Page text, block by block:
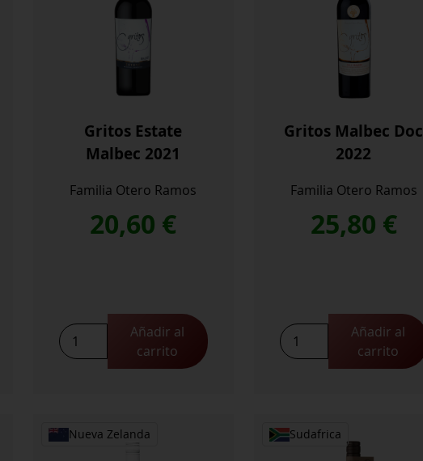
Gritos Estate
Malbec 2021
Familia Otero Ramos
20,60 €
Gritos
Estate
Añadir al
carrito
Gritos Malbec Doc
2022
Familia Otero Ramos
25,80 €
Gritos
Malbec
Añadir al
carrito
Nueva Zelanda Sudafrica